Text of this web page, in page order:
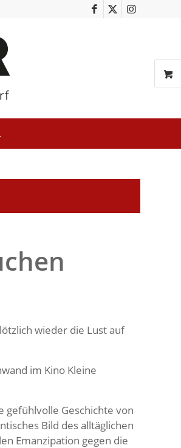
wieder die Lust auf
im Kino Kleine
gefühlvolle Geschichte von
Bild des alltäglichen
Emanzipation gegen die